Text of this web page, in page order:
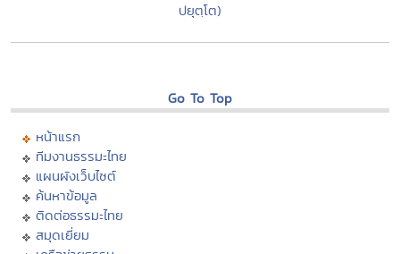
ปยุตฺโต)
Go To Top
หน้าแรก
ทีมงานธรรมะไทย
แผนผังเว็บไซต์
ค้นหาข้อมูล
ติดต่อธรรมะไทย
สมุดเยี่ยม